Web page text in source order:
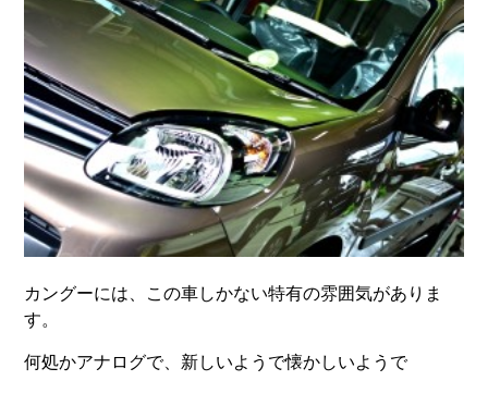
カングーには、この車しかない特有の雰囲気がありま
す。
何処かアナログで、新しいようで懐かしいようで